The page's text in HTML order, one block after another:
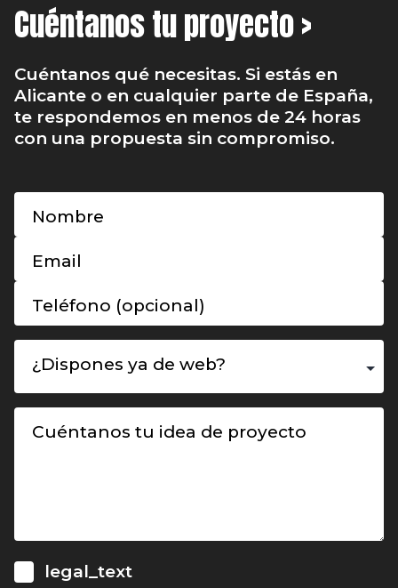
Cuéntanos tu proyecto >
Cuéntanos qué necesitas. Si estás en
Alicante o en cualquier parte de España,
te respondemos en menos de 24 horas
con una propuesta sin compromiso.
Nombre
Email
Teléfono (opcional)
¿Dispones ya de web?
Cuéntanos tu idea de proyecto
legal_text